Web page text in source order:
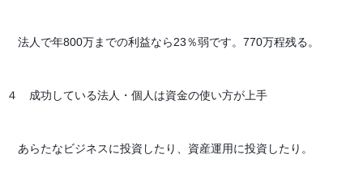
法人で年800万までの利益なら23％弱です。770万程残る。
４　成功している法人・個人は資金の使い方が上手
あらたなビジネスに投資したり、資産運用に投資したり。